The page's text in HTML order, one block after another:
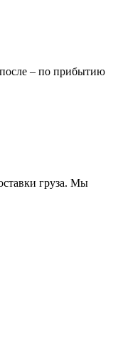
после – по прибытию
груза. Мы